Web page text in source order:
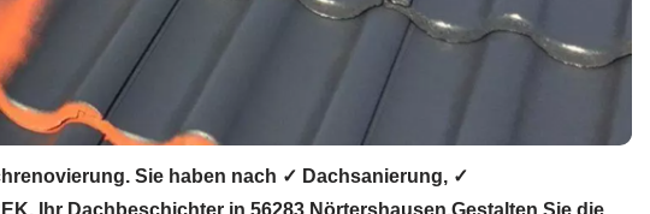
Sie haben nach ✓ Dachsanierung, ✓
Ihr Dachbeschichter in 56283 Nörtershausen.Gestalten Sie die